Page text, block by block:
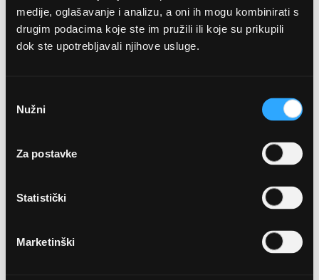
medije, oglašavanje i analizu, a oni ih mogu kombinirati s
drugim podacima koje ste im pružili ili koje su prikupili
dok ste upotrebljavali njihove usluge.
pristanka
Nužni
Za postavke
Statistički
Marketinški